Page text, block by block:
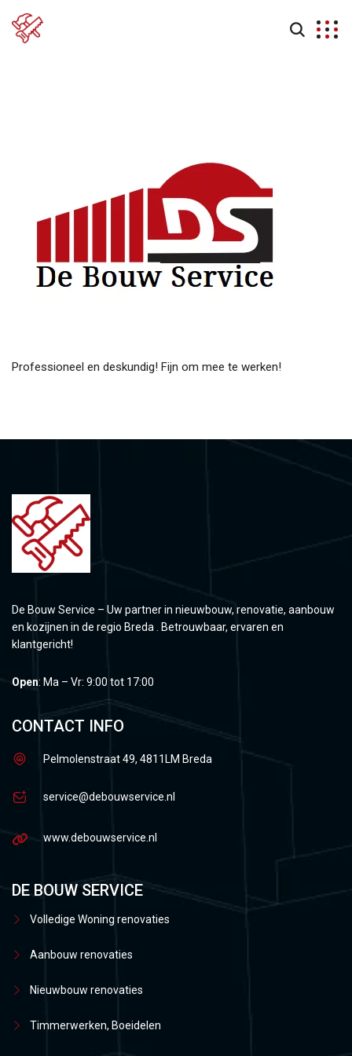
Professioneel en deskundig! Fijn om mee te werken!
De Bouw Service – Uw partner in nieuwbouw, renovatie, aanbouw
en kozijnen in de regio Breda . Betrouwbaar, ervaren en
klantgericht!
Open: Ma – Vr: 9:00 tot 17:00
CONTACT INFO
Pelmolenstraat 49, 4811LM Breda
service@debouwservice.nl
www.debouwservice.nl
DE BOUW SERVICE
Volledige Woning renovaties
Aanbouw renovaties
Nieuwbouw renovaties
Timmerwerken, Boeidelen